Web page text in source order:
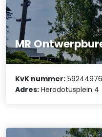
MR
KvK nummer: 59244976
Adres: Herodotusplein 4